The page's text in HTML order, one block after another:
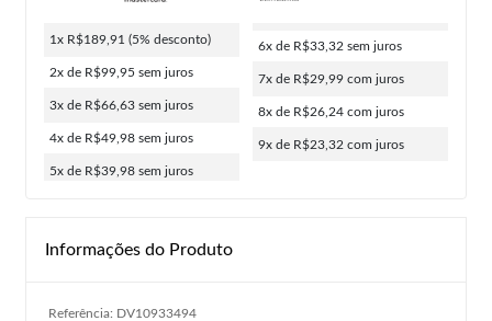
1x R$189,91 (5% desconto)
2x de R$99,95 sem juros
3x de R$66,63 sem juros
4x de R$49,98 sem juros
5x de R$39,98 sem juros
6x de R$33,32 sem juros
7x de R$29,99 com juros
8x de R$26,24 com juros
9x de R$23,32 com juros
Informações do Produto
Referência: DV10933494